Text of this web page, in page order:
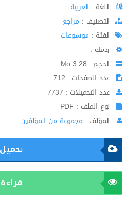
اللغة : العربية
اﻟﺘﺼﻨﻴﻒ : مراجع
الفئة : موسوعات
ردمك :
الحجم : 3.28 Mo
عدد الصفحات : 712
عدد التحميلات : 7737
نوع الملف : PDF
المؤلف : مجموعة من المؤلفين
تحميل
قراءة